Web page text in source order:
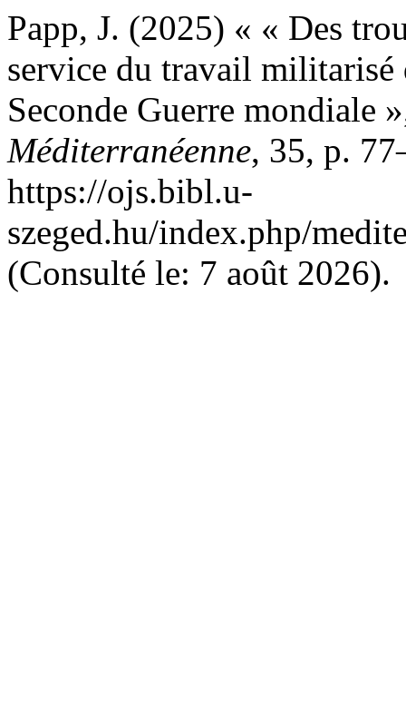
Papp, J. (2025) « « Des
service du travail militarisé
Seconde Guerre mondiale
Méditerranéenne, 35, p.
https://ojs.bibl.u-
szeged.hu/index.php/
(Consulté le: 7 août 2026).